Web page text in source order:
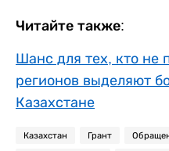
Читайте также:
Шанс для тех, кто не
регионов выделяют
Казахстане
Казахстан Грант